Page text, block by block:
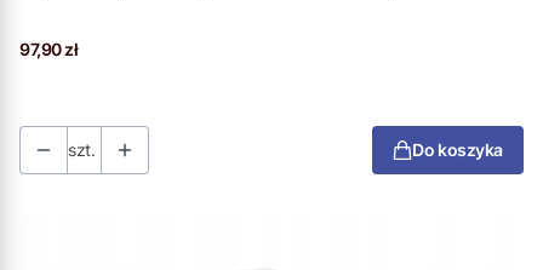
Cena
97,90 zł
szt. Do koszyka